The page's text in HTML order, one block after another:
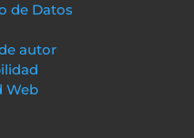
de Datos
autor
Web